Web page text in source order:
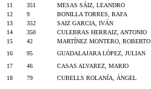
11
351 MESAS SÁIZ, LEANDRO
12
9 BONILLA TORRES, RAFA
13
352 SAIZ GARCIA, IVÁN
14
350 CULEBRAS HERRAIZ, ANTONIO
15
42 MARTÍNEZ MONTERO, ROBERTO
16
95 GUADALAJARA LÓPEZ, JULIAN
17
46 CASAS ALVAREZ, MARIO
18
79 CUBELLS ROLANÍA, ÁNGEL